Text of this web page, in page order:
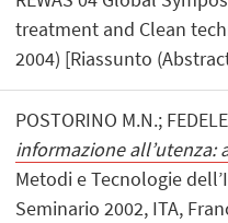
treatment and Clean
2004) [Riassunto
POSTORINO M.N.;
informazione all’utenza:
Metodi e Tecnologie
Seminario 2002, ITA,